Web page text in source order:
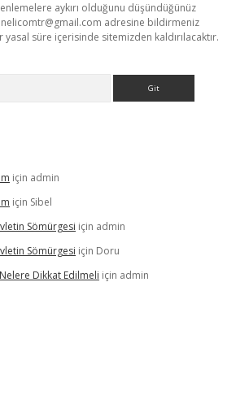
aykırı olduğunu düşündüğünüz
adresine bildirmeniz
süre içerisinde sitemizden kaldırılacaktır.
için admin
için Sibel
Sömürgesi için admin
Sömürgesi için Doru
Dikkat Edilmeli için admin